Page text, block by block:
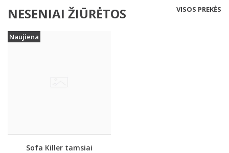
NESENIAI ŽIŪRĖTOS VISOS PREKĖS
Naujiena
Sofa Killer tamsiai